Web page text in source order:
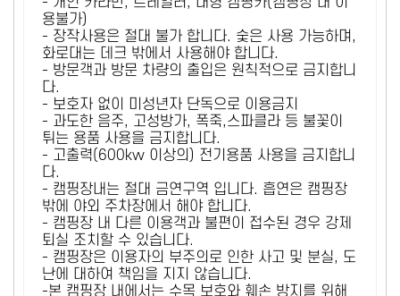
용불가)
- 장작사용은 절대 불가 합니다. 숯은 사용 가능하며,
화로대는 데크 밖에서 사용해야 합니다.
- 방문객과 방문 차량의 출입은 원칙적으로 금지합니
다.
- 보호자 없이 미성년자 단독으로 이용금지
- 과도한 음주, 고성방가, 폭죽,스파클라 등 불꽃이
튀는 용품 사용을 금지합니다.
- 고출력(600kw 이상의) 전기용품 사용을 금지합니
다.
- 캠핑장내는 절대 금연구역 입니다. 흡연은 캠핑장
밖에 야외 주차장에서 해야 합니다.
- 캠핑장 내 다른 이용객과 불편이 접수된 경우 강제
퇴실 조치할 수 있습니다.
- 캠핑장은 이용자의 부주의로 인한 사고 및 분실, 도
난에 대하여 책임을 지지 않습니다.
-본 캠핑장 내에서는 수목 보호와 훼손 방지를 위해